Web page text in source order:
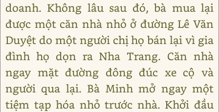
doanh. Không lâu sau đó, bà mua lại
được một căn nhà nhỏ ở đường Lê Văn
Duyệt do một người chị họ bán lại vì gia
đình họ dọn ra Nha Trang. Căn nhà
ngay mặt đường đông đúc xe cộ và
người qua lại. Bà Minh mở ngay một
tiệm tạp hóa nhỏ trước nhà. Khởi đầu